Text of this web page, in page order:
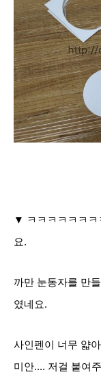
▼ ㅋㅋㅋㅋㅋㅋㅋ
요.
까만 눈동자를 만
였네요.
사인펜이 너무 얇
미안.... 저걸 붙여